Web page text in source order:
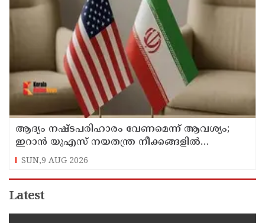
ആദ്യം നഷ്ടപരിഹാരം വേണമെന്ന് ആവശ്യം;
ഇറാന്‍ യുഎസ് നയതന്ത്ര നീക്കങ്ങളില്‍
അനിശ്ചിതത്വം
SUN,9 AUG 2026
Latest